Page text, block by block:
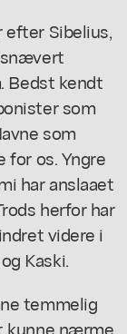
efter Sibelius,
Bedst kendt
som
som
for os. Yngre
har anslaaet
herfor har
videre i
Kaski.
temmelig
kunne nærme